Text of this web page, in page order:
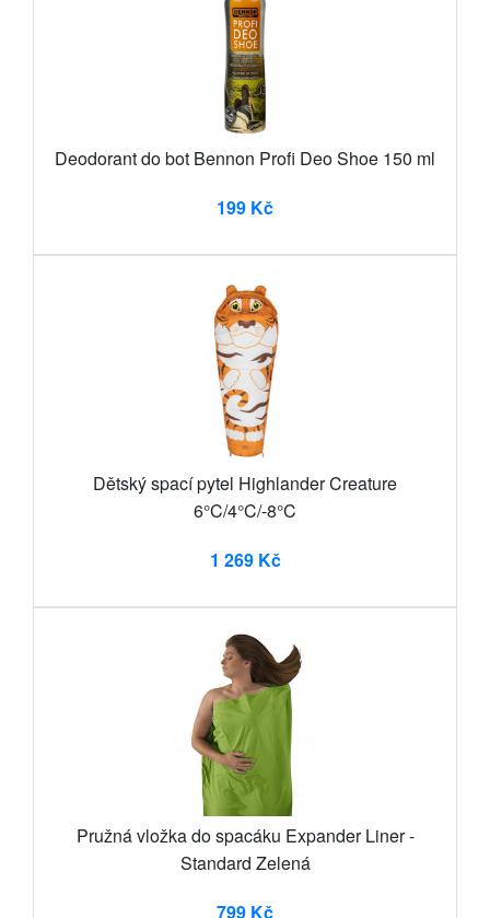
Deodorant do bot Bennon Profi Deo Shoe 150 ml
199 Kč
Dětský spací pytel Highlander Creature
6°C/4°C/-8°C
1 269 Kč
Pružná vložka do spacáku Expander Liner -
Standard Zelená
799 Kč